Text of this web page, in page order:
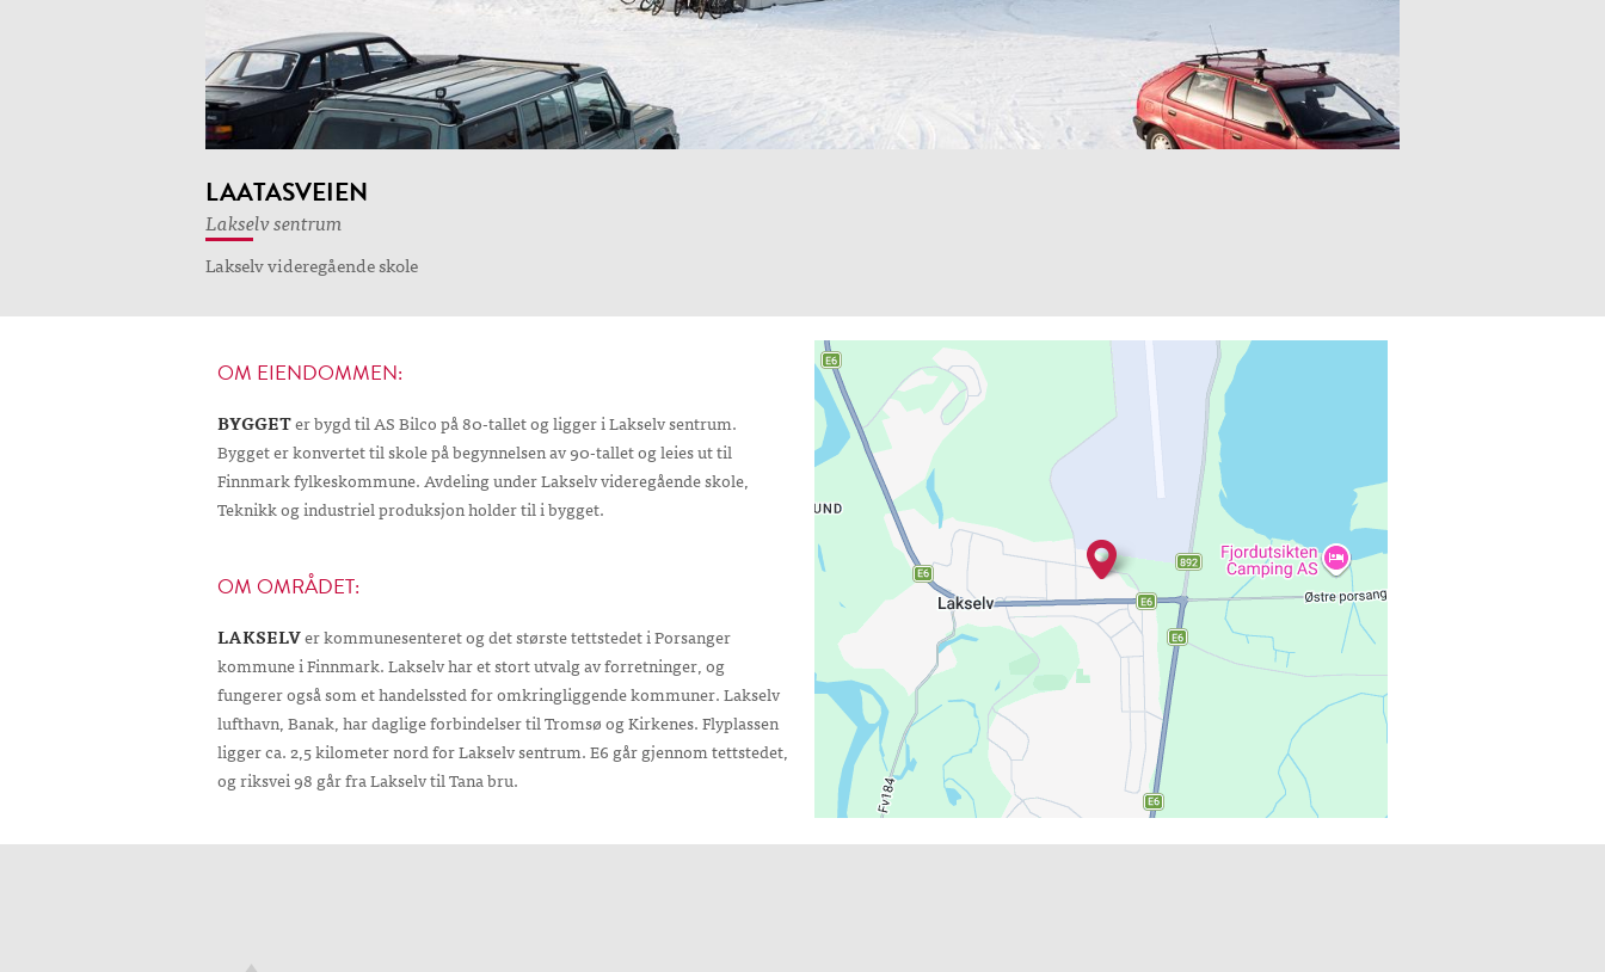
LAATASVEIEN
Lakselv sentrum
Lakselv videregående skole
OM EIENDOMMEN:
BYGGETer bygd til AS Bilco på 80-tallet og ligger i Lakselv sentrum.
Bygget er konvertet til skole på begynnelsen av 90-tallet og leies ut til
Finnmark fylkeskommune. Avdeling under Lakselv videregående skole,
Teknikk og industriel produksjon holder til i bygget.
OM OMRÅDET:
LAKSELVer kommunesenteret og det største tettstedet i Porsanger
kommune i Finnmark. Lakselv har et stort utvalg av forretninger, og
fungerer også som et handelssted for omkringliggende kommuner. Lakselv
lufthavn, Banak, har daglige forbindelser til Tromsø og Kirkenes. Flyplassen
ligger ca. 2,5 kilometer nord for Lakselv sentrum. E6 går gjennom tettstedet,
og riksvei 98 går fra Lakselv til Tana bru.
+
-
| Map data ©